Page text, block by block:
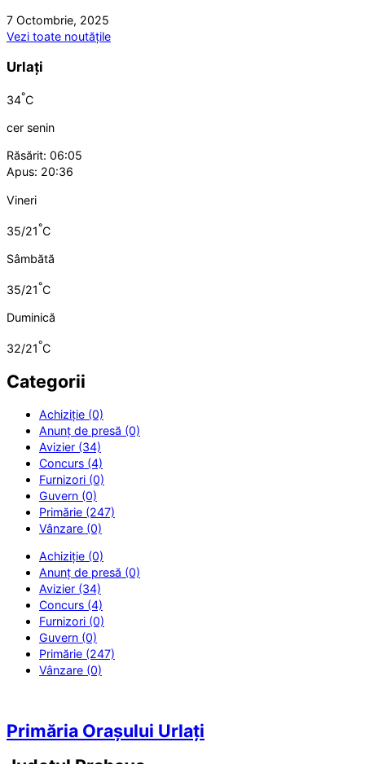
7 Octombrie, 2025
Vezi toate noutățile
Urlați
34°C
cer senin
Răsărit: 06:05
Apus: 20:36
Vineri
35/21°C
Sâmbătă
35/21°C
Duminică
32/21°C
Categorii
Achiziție (0)
Anunț de presă (0)
Avizier (34)
Concurs (4)
Furnizori (0)
Guvern (0)
Primărie (247)
Vânzare (0)
Achiziție (0)
Anunț de presă (0)
Avizier (34)
Concurs (4)
Furnizori (0)
Guvern (0)
Primărie (247)
Vânzare (0)
Primăria Orașului Urlați